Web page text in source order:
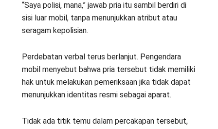
“Saya polisi, mana,” jawab pria itu sambil berdiri di
sisi luar mobil, tanpa menunjukkan atribut atau
seragam kepolisian.
Perdebatan verbal terus berlanjut. Pengendara
mobil menyebut bahwa pria tersebut tidak memiliki
hak untuk melakukan pemeriksaan jika tidak dapat
menunjukkan identitas resmi sebagai aparat.
Tidak ada titik temu dalam percakapan tersebut,